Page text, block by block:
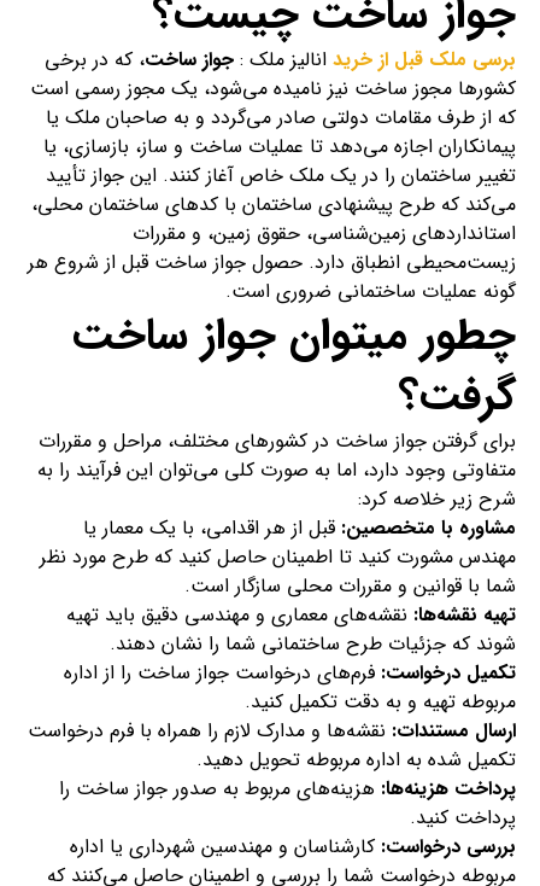
جواز ساخت چیست؟
برسی ملک قبل از خرید انالیز ملک : جواز ساخت، که در برخی
کشورها مجوز ساخت نیز نامیده می‌شود، یک مجوز رسمی است
که از طرف مقامات دولتی صادر می‌گردد و به صاحبان ملک یا
پیمانکاران اجازه می‌دهد تا عملیات ساخت و ساز، بازسازی، یا
تغییر ساختمان را در یک ملک خاص آغاز کنند. این جواز تأیید
می‌کند که طرح پیشنهادی ساختمان با کدهای ساختمان محلی،
استانداردهای زمین‌شناسی، حقوق زمین، و مقررات
زیست‌محیطی انطباق دارد. حصول جواز ساخت قبل از شروع هر
گونه عملیات ساختمانی ضروری است.
چطور میتوان جواز ساخت
گرفت؟
برای گرفتن جواز ساخت در کشورهای مختلف، مراحل و مقررات
متفاوتی وجود دارد، اما به صورت کلی می‌توان این فرآیند را به
شرح زیر خلاصه کرد:
مشاوره با متخصصین: قبل از هر اقدامی، با یک معمار یا
مهندس مشورت کنید تا اطمینان حاصل کنید که طرح مورد نظر
شما با قوانین و مقررات محلی سازگار است.
تهیه نقشه‌ها: نقشه‌های معماری و مهندسی دقیق باید تهیه
شوند که جزئیات طرح ساختمانی شما را نشان دهند.
تکمیل درخواست: فرم‌های درخواست جواز ساخت را از اداره
مربوطه تهیه و به دقت تکمیل کنید.
ارسال مستندات: نقشه‌ها و مدارک لازم را همراه با فرم درخواست
تکمیل شده به اداره مربوطه تحویل دهید.
پرداخت هزینه‌ها: هزینه‌های مربوط به صدور جواز ساخت را
پرداخت کنید.
بررسی درخواست: کارشناسان و مهندسین شهرداری یا اداره
مربوطه درخواست شما را بررسی و اطمینان حاصل می‌کنند که